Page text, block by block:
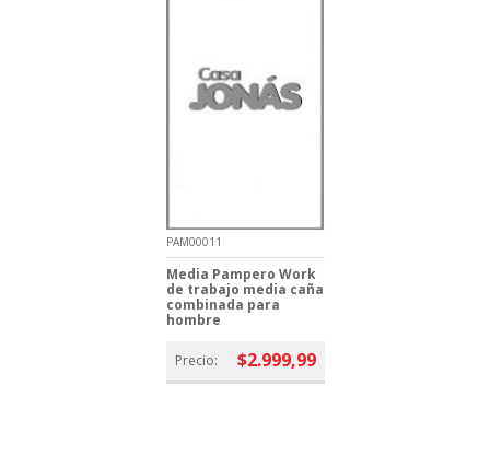
PAM00011
Media Pampero Work
de trabajo media caña
combinada para
hombre
Precio: $2.999,99